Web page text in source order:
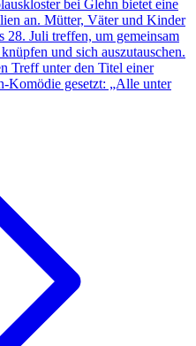
bei Glehn bietet eine
an. Mütter, Väter und Kinder
28. Juli treffen, um gemeinsam
und sich auszutauschen.
Treff unter den Titel einer
Komödie gesetzt: „Alle unter